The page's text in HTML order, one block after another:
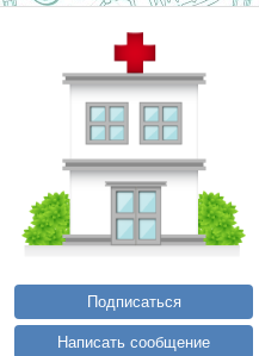
Подписаться
Написать сообщение